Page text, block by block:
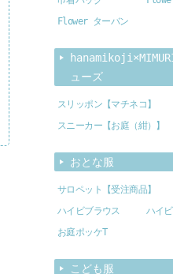
Flower ターバン
ューズ
スリッポン【マチネコ】
スニーカー【お庭（紺）】
おとな服
サロペット【受注商品】
ハイビブラウス
ハイ
お庭ポッケT
こども服